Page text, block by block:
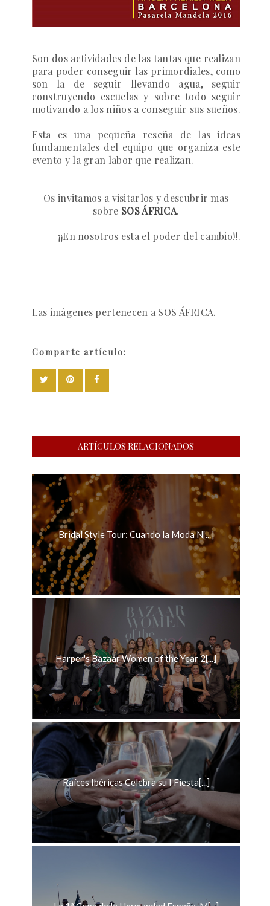
Son dos actividades de las tantas que realizan
para poder conseguir las primordiales, como
son la de seguir llevando agua, seguir
construyendo escuelas y sobre todo seguir
motivando a los niños a conseguir sus sueños.
Esta es una pequeña reseña de las ideas
fundamentales del equipo que organiza este
evento y la gran labor que realizan.
Os invitamos a visitarlos y descubrir mas
sobre SOS ÁFRICA.
¡¡En nosotros esta el poder del cambio!!.
Las imágenes pertenecen a SOS ÁFRICA.
Comparte artículo:
ARTÍCULOS RELACIONADOS
Bridal Style Tour: Cuando la Moda N[...]
Harper's Bazaar Women of the Year 2[...]
Raíces Ibéricas Celebra su I Fiesta[...]